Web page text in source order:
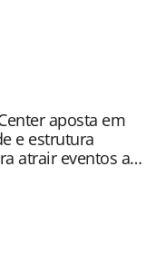
pesquisas-e-
wttc-preve-
este-
na página.
Editora é
direito autoral.
aposta em
e estrutura
atrair eventos a